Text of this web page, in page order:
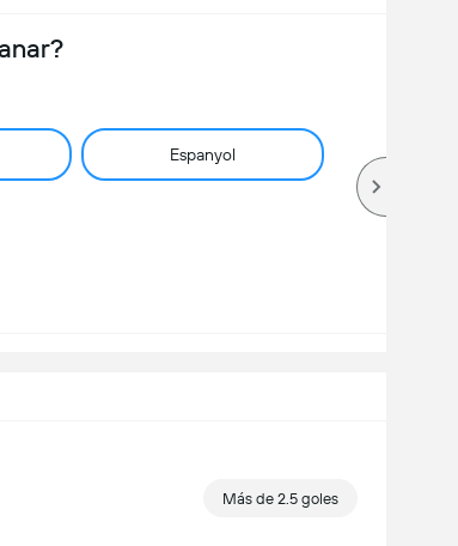
Espanyol
Más de 2.5 goles